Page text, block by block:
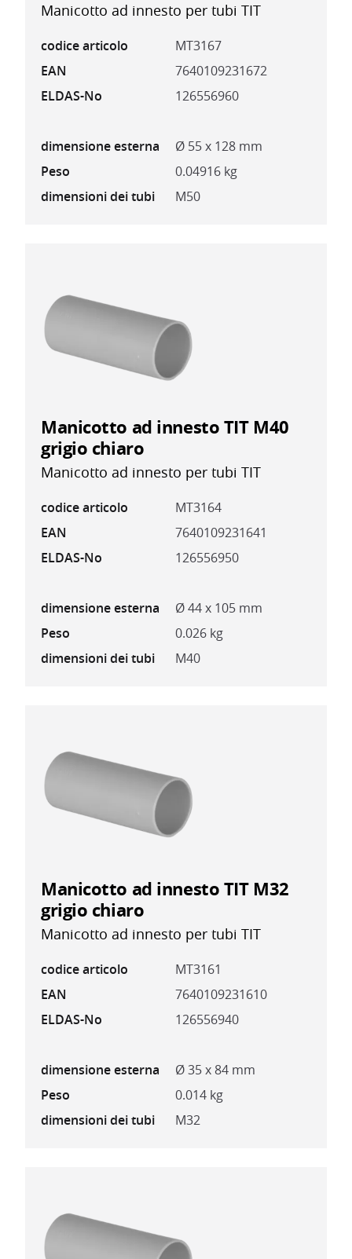
Manicotto ad innesto per tubi TIT
codice articolo
MT3167
EAN
7640109231672
ELDAS-No
126556960
dimensione esterna
Ø 55 x 128 mm
Peso
0.04916 kg
dimensioni dei tubi
M50
Manicotto ad innesto TIT M40
grigio chiaro
Manicotto ad innesto per tubi TIT
codice articolo
MT3164
EAN
7640109231641
ELDAS-No
126556950
dimensione esterna
Ø 44 x 105 mm
Peso
0.026 kg
dimensioni dei tubi
M40
Manicotto ad innesto TIT M32
grigio chiaro
Manicotto ad innesto per tubi TIT
codice articolo
MT3161
EAN
7640109231610
ELDAS-No
126556940
dimensione esterna
Ø 35 x 84 mm
Peso
0.014 kg
dimensioni dei tubi
M32